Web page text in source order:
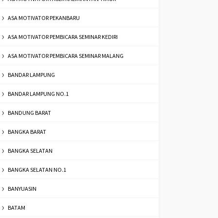
ASA MOTIVATOR PEKANBARU
ASA MOTIVATOR PEMBICARA SEMINAR KEDIRI
ASA MOTIVATOR PEMBICARA SEMINAR MALANG
BANDAR LAMPUNG
BANDAR LAMPUNG NO.1
BANDUNG BARAT
BANGKA BARAT
BANGKA SELATAN
BANGKA SELATAN NO.1
BANYUASIN
BATAM